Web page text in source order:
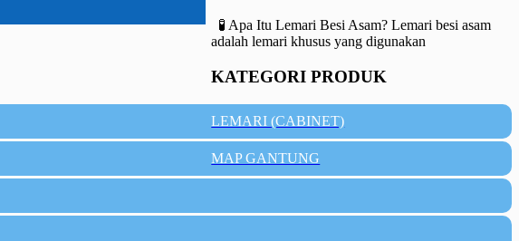
🧪 Apa Itu Lemari Besi Asam? Lemari besi asam
adalah lemari khusus yang digunakan
KATEGORI PRODUK
LEMARI (CABINET)
MAP GANTUNG